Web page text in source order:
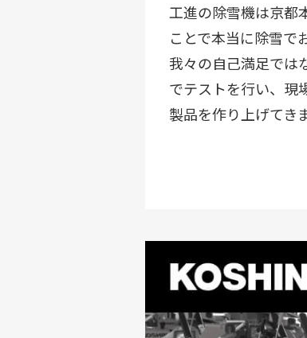
工進の除雪機は京都
ことで本当に除雪で
我々の自己満足では
でテストを行い、現
製品を作り上げてき